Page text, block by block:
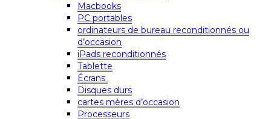
Macbooks
PC portables
ordinateurs de bureau reconditionnés ou
d’occasion
iPads reconditionnés
Tablette
Écrans
Disques durs
cartes mères d’occasion
Processeurs